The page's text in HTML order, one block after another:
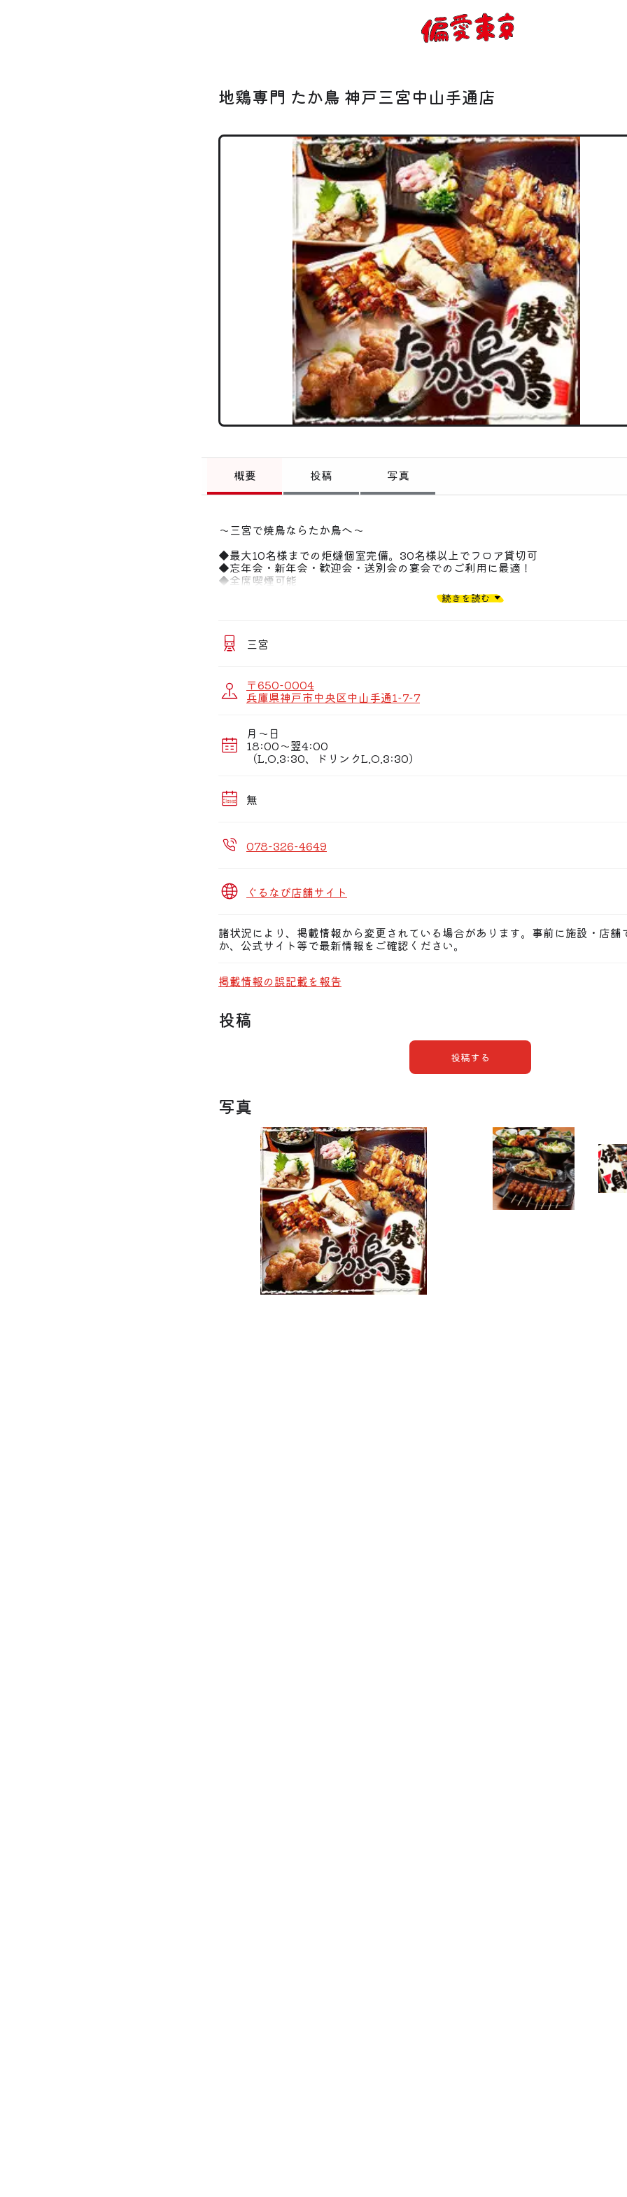
ログイン
会員登録
お知らせ
トップ
偏愛コミュニティ
投稿
偏愛記事
偏愛人
地鶏専門 たか鳥 神戸三宮中山手通店
概要 投稿 写真
〜三宮で焼鳥ならたか鳥へ〜
◆最大10名様までの炬燵個室完備。30名様以上でフロア貸切可
◆忘年会・新年会・歓迎会・送別会の宴会でのご利用に最適！
◆全席喫煙可能
◆神戸・三宮 備長炭焼き鳥＆希少京地どり料理
□■三宮のご宴会はたか鳥がお得!!■□
(※宴会特典は前日までの要予約)
□■皆様に愛され続けている、たか鳥の「京地どり」■□
しみ下さい。
□■さまざまなご用途にご利用いただけます■□
・個室で宴会・女子会！！コンパなどにも！！
□■三宮駅近で、朝5:00まで営業してます■□
※繁忙期は「お席2時間制」になります。ご了承くださいませ。
続きを読む
三宮
〒650-0004
兵庫県神戸市中央区中山手通1-7-7
月〜日
18:00〜翌4:00
（L.O.3:30、ドリンクL.O.3:30）
無
078-326-4649
ぐるなび店舗サイト
諸状況により、掲載情報から変更されている場合があります。事前に施設・店舗
か、公式サイト等で最新情報をご確認ください。
掲載情報の誤記載を報告
投稿
投稿する
写真